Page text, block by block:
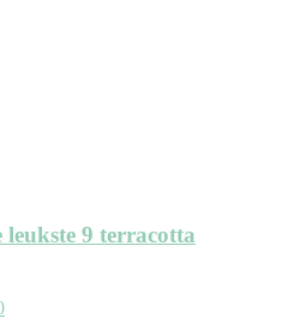
9 terracotta